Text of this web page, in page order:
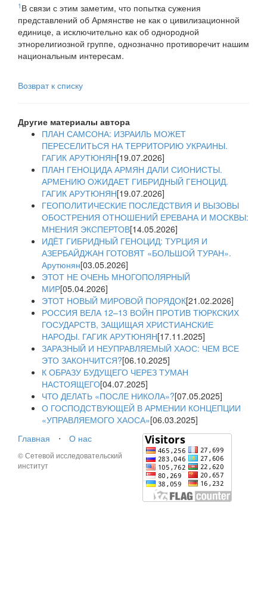
1 В связи с этим заметим, что попытка сужения
представлений об Армянстве не как о цивилизационной
единице, а исключительно как об однородной
этнорелигиозной группе, однозначно противоречит нашим
национальным интересам.
Возврат к списку
Другие материалы автора
ПЛАН САМСОНА: ИЗРАИЛЬ МОЖЕТ
ПЕРЕСЕЛИТЬСЯ НА ТЕРРИТОРИЮ УКРАИНЫ.
ГАГИК АРУТЮНЯН[19.07.2026]
ПЛАН ГЕНОЦИДА АРМЯН ДАЛИ СИОНИСТЫ.
АРМЕНИЮ ОЖИДАЕТ ГИБРИДНЫЙ ГЕНОЦИД.
ГАГИК АРУТЮНЯН[19.07.2026]
ГЕОПОЛИТИЧЕСКИЕ ПОСЛЕДСТВИЯ И ВЫЗОВЫ
ОБОСТРЕНИЯ ОТНОШЕНИЙ ЕРЕВАНА И МОСКВЫ:
МНЕНИЯ ЭКСПЕРТОВ[14.05.2026]
ИДЁТ ГИБРИДНЫЙ ГЕНОЦИД: ТУРЦИЯ И
АЗЕРБАЙДЖАН ГОТОВЯТ «БОЛЬШОЙ ТУРАН».
Арутюнян[03.05.2026]
ЭТОТ НЕ ОЧЕНЬ МНОГОПОЛЯРНЫЙ
МИР[05.04.2026]
ЭТОТ НОВЫЙ МИРОВОЙ ПОРЯДОК[21.02.2026]
РОССИЯ ВЕЛА 12–13 ВОЙН ПРОТИВ ТЮРКСКИХ
ГОСУДАРСТВ, ЗАЩИЩАЯ ХРИСТИАНСКИЕ
НАРОДЫ. ГАГИК АРУТЮНЯН[17.11.2025]
ЗАРАЗНЫЙ И НЕУПРАВЛЯЕМЫЙ ХАОС: ЧЕМ ВСЕ
ЭТО ЗАКОНЧИТСЯ?[06.10.2025]
К ОБРАЗУ БУДУЩЕГО ЧЕРЕЗ ТУМАН
НАСТОЯЩЕГО[04.07.2025]
ЧТО ДЕЛАТЬ «ПОСЛЕ НИКОЛА»?[07.05.2025]
О ГОСПОДСТВУЮЩЕЙ В АРМЕНИИ КОНЦЕПЦИИ
«УПРАВЛЯЕМОГО ХАОСА»[06.03.2025]
Главная
⋅ О нас
© Сетевой исследовательский
институт